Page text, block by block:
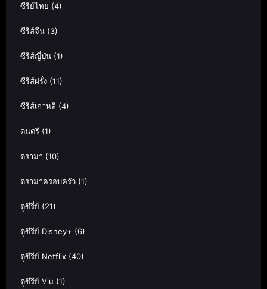
ซีรีย์ไทย (4)
ซีรีส์จีน (3)
ซีรีส์ญี่ปุ่น (1)
ซีรีส์ฝรั่ง (11)
ซีรีส์เกาหลี (4)
ดนตรี (1)
ดราม่า (10)
ดราม่าครอบครัว (1)
ดูซีรี่ย์ (21)
ดูซีรีย์ Disney+ (6)
ดูซีรีย์ Netflix (40)
ดูซีรีย์ Viu (1)